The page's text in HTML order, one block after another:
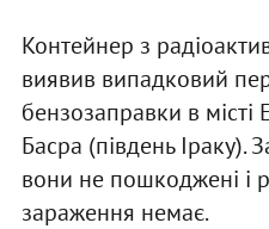
Контейнер з
виявив випадковий
бензозаправки в місті
Басра (південь Іраку).
вони не пошкоджені і
зараження немає.